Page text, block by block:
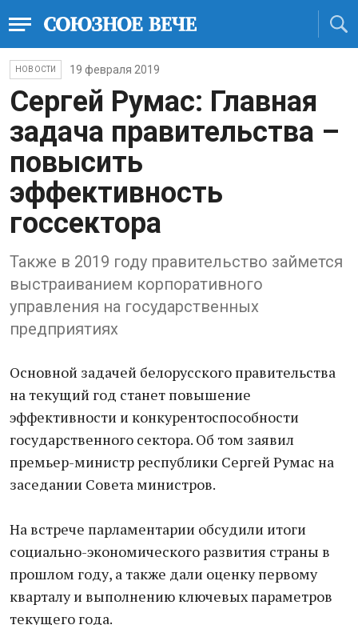
НОВОСТИ 19 февраля 2019
Сергей Румас: Главная
задача правительства –
повысить
эффективность
госсектора
Также в 2019 году правительство займется
выстраиванием корпоративного
управления на государственных
предприятиях
Основной задачей белорусского правительства
на текущий год станет повышение
эффективности и конкурентоспособности
государственного сектора. Об том заявил
премьер-министр республики Сергей Румас на
заседании Совета министров.
На встрече парламентарии обсудили итоги
социально-экономического развития страны в
прошлом году, а также дали оценку первому
кварталу и выполнению ключевых параметров
текущего года.